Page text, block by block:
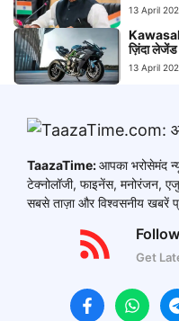
13 April
ज़िंदा लेजेंड
13 April
TaazaTime:आपका भरोसेमंद
टेक्नोलॉजी, फाइनेंस, मनोरंजन,
सबसे ताज़ा और विश्वसनीय खबरें
Get